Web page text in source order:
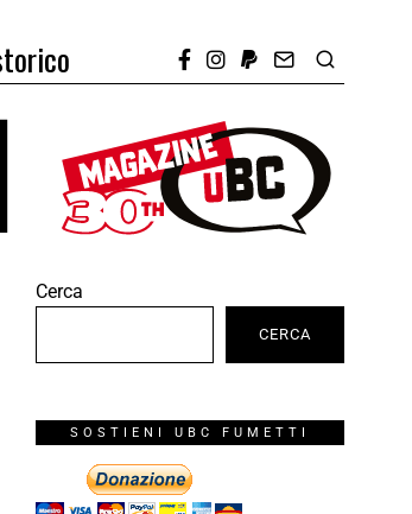
Cerca
CERCA
SOSTIENI UBC FUMETTI